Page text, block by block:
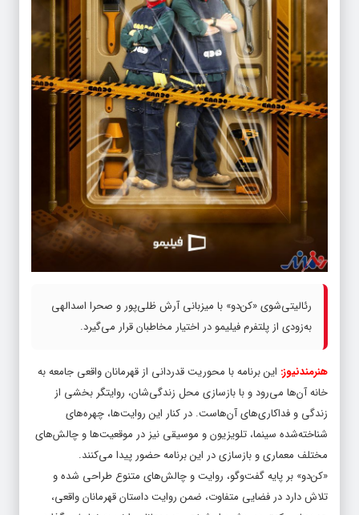
رئالیتی‌شوی «کن‌دو» با میزبانی آرش ظلی‌پور و صحرا اسدالهی
به‌زودی از پلتفرم فیلیمو در اختیار مخاطبان قرار می‌گیرد.
هنرمندنیوز: این برنامه با محوریت قدردانی از قهرمانان واقعی جامعه به
خانه آن‌ها می‌رود و با بازسازی محل زندگی‌شان، روایتگر بخشی از
زندگی و فداکاری‌های آن‌هاست. در کنار این روایت‌ها، چهره‌های
شناخته‌شده سینما، تلویزیون و موسیقی نیز در موقعیت‌ها و چالش‌های
مختلف معماری و بازسازی در این برنامه حضور پیدا می‌کنند.
«کن‌دو» بر پایه گفت‌وگو، روایت و چالش‌های متنوع طراحی شده و
تلاش دارد در فضایی متفاوت، ضمن روایت داستان قهرمانان واقعی،